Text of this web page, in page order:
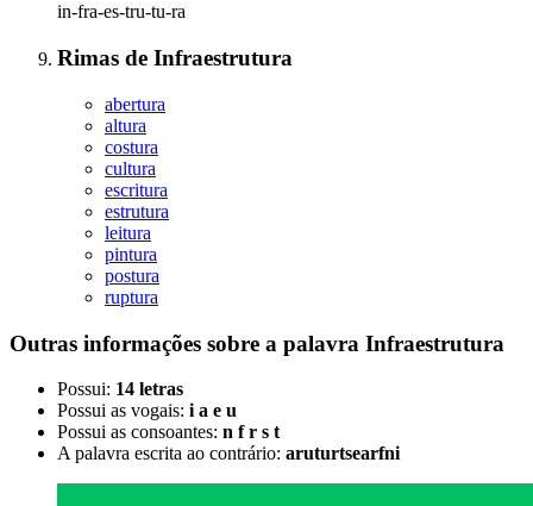
in-fra-es-tru-tu-ra
Rimas de Infraestrutura
abertura
altura
costura
cultura
escritura
estrutura
leitura
pintura
postura
ruptura
Outras informações sobre a palavra Infraestrutura
Possui: 14 letras
Possui as vogais: i a e u
Possui as consoantes: n f r s t
A palavra escrita ao contrário: aruturtsearfni